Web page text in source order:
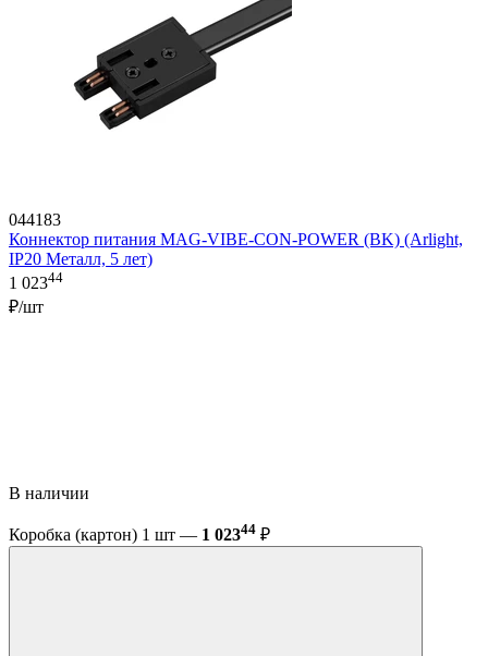
044183
Коннектор питания MAG-VIBE-CON-POWER (BK) (Arlight,
IP20 Металл, 5 лет)
1 02344
₽/шт
В наличии
Коробка (картон) 1 шт — 1 02344 ₽